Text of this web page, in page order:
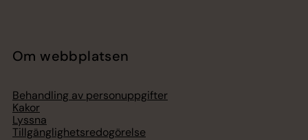
Om webbplatsen
Behandling av personuppgifter
Kakor
Lyssna
Tillgänglighetsredogörelse